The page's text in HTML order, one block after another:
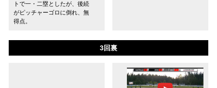
トで一・二塁としたが、後続
がピッチャーゴロに倒れ、無
得点。
3回裏